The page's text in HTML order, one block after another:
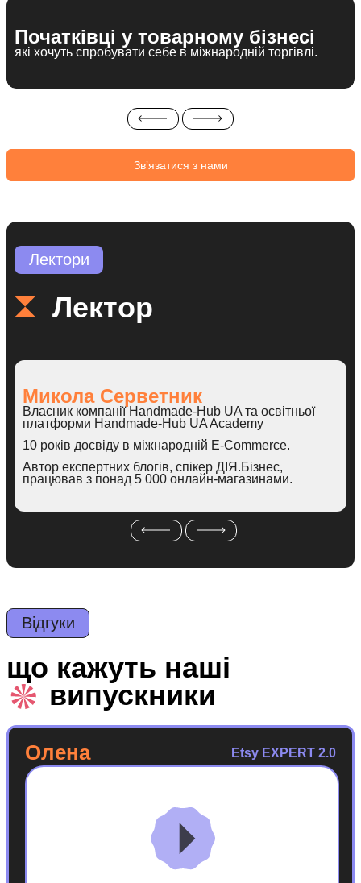
Початківці у товарному бізнесі
які хочуть спробувати себе в міжнародній торгівлі.​
Звʼязатися з нами
Лектори
Лектор
Микола Серветник
Власник компанії Handmade-Hub UA та освітньої
платформи Handmade-Hub UA Academy
10 років досвіду в міжнародній E-Commerce.
Автор експертних блогів, спікер ДІЯ.Бізнес,
працював з понад 5 000 онлайн-магазинами.
Відгуки
що кажуть наші
випускники
Олена Etsy EXPERT 2.0